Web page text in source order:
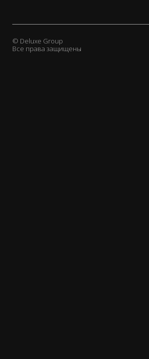
© Deluxe Group
Все права защищены